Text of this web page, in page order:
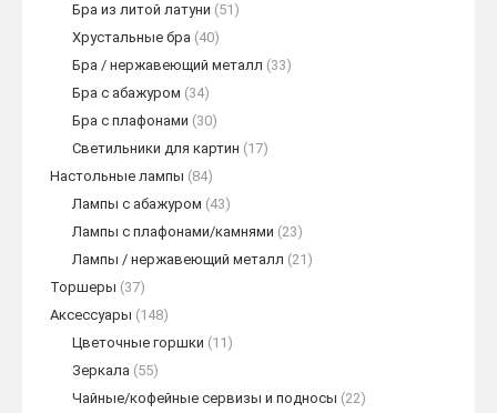
Бра из литой латуни (51)
Хрустальные бра (40)
Бра / нержавеющий металл (33)
Бра с абажуром (34)
Бра с плафонами (30)
Светильники для картин (17)
Настольные лампы (84)
Лампы с абажуром (43)
Лампы с плафонами/камнями (23)
Лампы / нержавеющий металл (21)
Торшеры (37)
Аксессуары (148)
Цветочные горшки (11)
Зеркала (55)
Чайные/кофейные сервизы и подносы (22)